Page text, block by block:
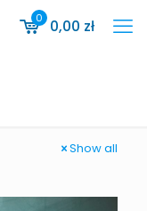
0 0,00 zł
Show all